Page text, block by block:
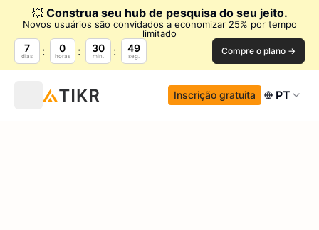
💥 Construa seu hub de pesquisa do seu jeito.
Novos usuários são convidados a economizar 25% por tempo
limitado
7
dias
0
horas
30
min.
48
seg. Compre o plano →
Inscrição gratuita PT